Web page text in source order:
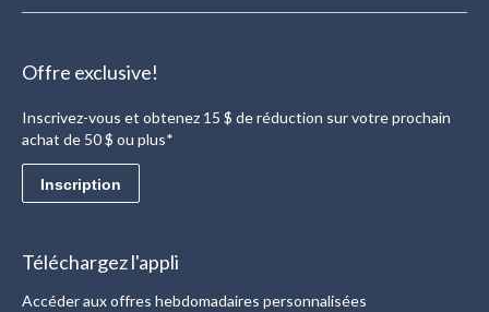
Offre exclusive!
Inscrivez-vous et obtenez 15 $ de réduction sur votre prochain
achat de 50 $ ou plus*
Inscription
Téléchargez l'appli
Accéder aux offres hebdomadaires personnalisées